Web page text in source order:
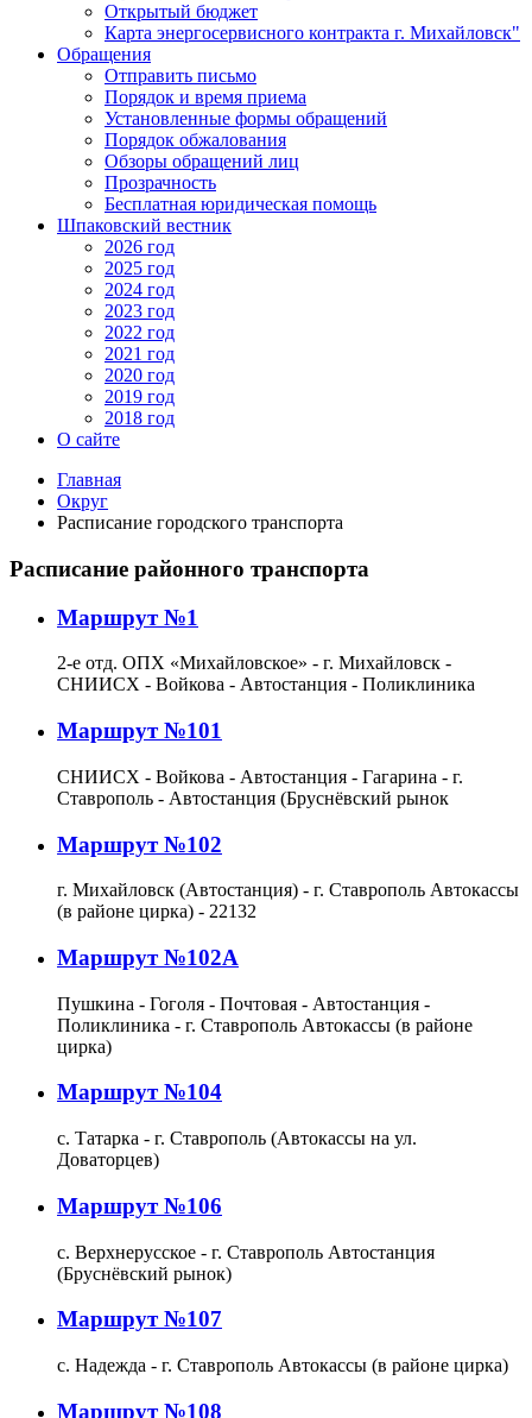
Открытый бюджет
Карта энергосервисного контракта г. Михайловск"
Обращения
Отправить письмо
Порядок и время приема
Установленные формы обращений
Порядок обжалования
Обзоры обращений лиц
Прозрачность
Бесплатная юридическая помощь
Шпаковский вестник
2026 год
2025 год
2024 год
2023 год
2022 год
2021 год
2020 год
2019 год
2018 год
О сайте
Главная
Округ
Расписание городского транспорта
Расписание районного транспорта
Маршрут №1
2-е отд. ОПХ «Михайловское» - г. Михайловск -
СНИИСХ - Войкова - Автостанция - Поликлиника
Маршрут №101
СНИИСХ - Войкова - Автостанция - Гагарина - г.
Ставрополь - Автостанция (Бруснёвский рынок
Маршрут №102
г. Михайловск (Автостанция) - г. Ставрополь Автокассы
(в районе цирка) - 22132
Маршрут №102А
Пушкина - Гоголя - Почтовая - Автостанция -
Поликлиника - г. Ставрополь Автокассы (в районе
цирка)
Маршрут №104
с. Татарка - г. Ставрополь (Автокассы на ул.
Доваторцев)
Маршрут №106
с. Верхнерусское - г. Ставрополь Автостанция
(Бруснёвский рынок)
Маршрут №107
с. Надежда - г. Ставрополь Автокассы (в районе цирка)
Маршрут №108